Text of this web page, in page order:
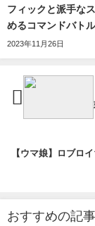
フィックと派手な
めるコマンドバト
2023年11月26日
【ウマ娘】ロブロ
おすすめの記事